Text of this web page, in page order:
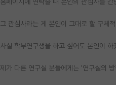
그 관심사라는 게 본인이 그대로 할 구체
사실 학부연구생을 하고 싶어도 본인이
제가 다른 연구실 분들에게는 '연구실의